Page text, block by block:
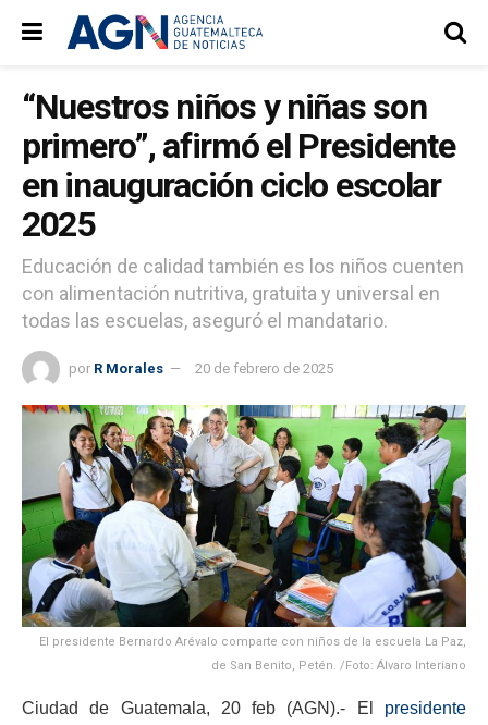
“Nuestros niños y niñas son
primero”, afirmó el Presidente
en inauguración ciclo escolar
2025
Educación de calidad también es los niños cuenten
con alimentación nutritiva, gratuita y universal en
todas las escuelas, aseguró el mandatario.
por R Morales 20 de febrero de 2025
El presidente Bernardo Arévalo comparte con niños de la escuela La Paz,
de San Benito, Petén. /Foto: Álvaro Interiano
Ciudad de Guatemala, 20 feb (AGN).- El presidente